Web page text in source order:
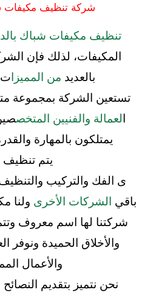
شركة تنظيف مكيفات
تنظيف مكيفات شباك
المكيفات، لذلك فإن
بالعديد من المميزات
تستعين الشركة بمجموعة
العمالة والفنيين المتخص
يمتلكون بالمهارة
يتم تنظيف
ى الفك والتركيب
باقي الشركات الأخرى ولنا
شركتنا لها اسم معروف
والأخلاق الحميدة ونوفر
والأعمال
نحن نتميز بتقديم